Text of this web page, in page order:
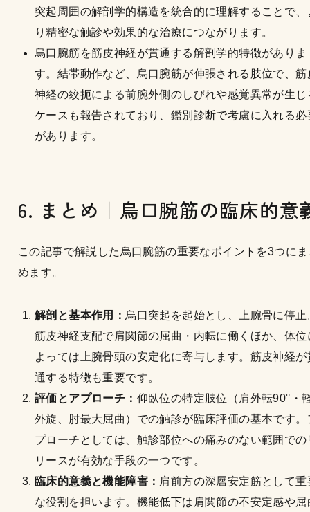
突起周囲の解剖学的構造を統合的に理解することで、
り精密な触診や効果的な治療につながります。
烏口腕筋を筋皮神経が貫通する解剖学的特徴がありま
す。結帯動作など、烏口腕筋が伸張される肢位で、筋
神経の絞扼による前腕外側のしびれや感覚異常が生じ
ケースも報告されており、鑑別診断で考慮に入れる必
があります。
6. まとめ｜烏口腕筋の臨床的意
この記事で解説した烏口腕筋の重要なポイントを3つに
めます。
解剖と基本作用：烏口突起を起始とし、上腕骨に停止
筋皮神経支配で肩関節の屈曲・内転に働くほか、体位
よっては上腕骨頭の安定化に寄与します。筋皮神経が
通する特徴も重要です。
評価とアプローチ： 仰臥位の特定肢位（肩外転90°・
外旋、肘最大屈曲）での触診が臨床評価の基本です。
プローチとしては、触診部位への痛みのない範囲での
リースが有効な手段の一つです。
臨床的意義と機能障害： 肩前方の深層安定筋として重
な役割を担います。機能低下は肩関節の不安定感や屈